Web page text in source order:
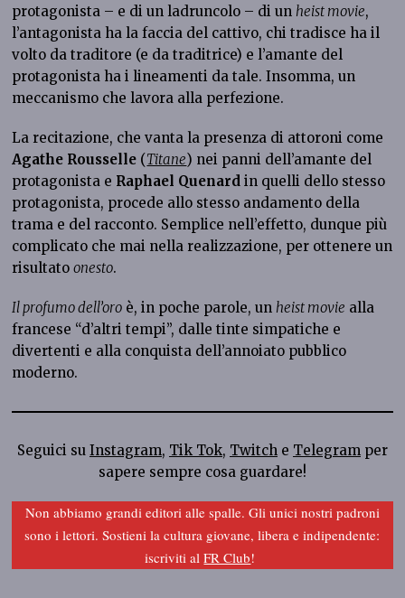
protagonista – e di un ladruncolo – di un heist movie,
l’antagonista ha la faccia del cattivo, chi tradisce ha il
volto da traditore (e da traditrice) e l’amante del
protagonista ha i lineamenti da tale. Insomma, un
meccanismo che lavora alla perfezione.
La recitazione, che vanta la presenza di attoroni come
Agathe Rousselle (Titane) nei panni dell’amante del
protagonista e Raphael Quenard in quelli dello stesso
protagonista, procede allo stesso andamento della
trama e del racconto. Semplice nell’effetto, dunque più
complicato che mai nella realizzazione, per ottenere un
risultatoonesto.
Il profumo dell’oro è, in poche parole, un heist movie alla
francese “d’altri tempi”, dalle tinte simpatiche e
divertenti e alla conquista dell’annoiato pubblico
moderno.
Seguici su Instagram, Tik Tok, Twitche Telegramper
sapere sempre cosa guardare!
Non abbiamo grandi editori alle spalle. Gli unici nostri padroni
sono i lettori. Sostieni la cultura giovane, libera e indipendente:
iscriviti alFR Club!